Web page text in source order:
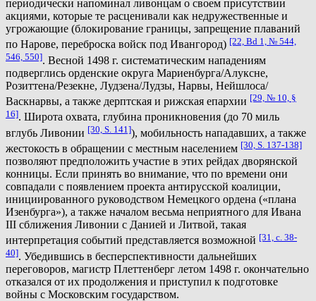
периодически напоминал ливонцам о своем присутствии
акциями, которые те расценивали как недружественные и
угрожающие (блокирование границы, запрещение плаваний
по Нарове, переброска войск под Ивангород) [22, Bd 1, № 544,
546, 550]. Весной 1498 г. систематическим нападениям
подверглись орденские округа Мариенбурга/Алуксне,
Розиттена/Резекне, Лудзена/Лудзы, Нарвы, Нейшлоса/
Васкнарвы, а также дерптская и рижская епархии [29, № 10, §
16]. Широта охвата, глубина проникновения (до 70 миль
вглубь Ливонии [30, S. 141]), мобильность нападавших, а также
жестокость в обращении с местным населением [30, S. 137-138]
позволяют предположить участие в этих рейдах дворянской
конницы. Если принять во внимание, что по времени они
совпадали с появлением проекта антирусской коалиции,
инициированного руководством Немецкого ордена («плана
Изенбурга»), а также началом весьма неприятного для Ивана
III сближения Ливонии с Данией и Литвой, такая
интерпретация событий представляется возможной [31, с. 38-
40]. Убедившись в бесперспективности дальнейших
переговоров, магистр Плеттенберг летом 1498 г. окончательно
отказался от их продолжения и приступил к подготовке
войны с Московским государством.